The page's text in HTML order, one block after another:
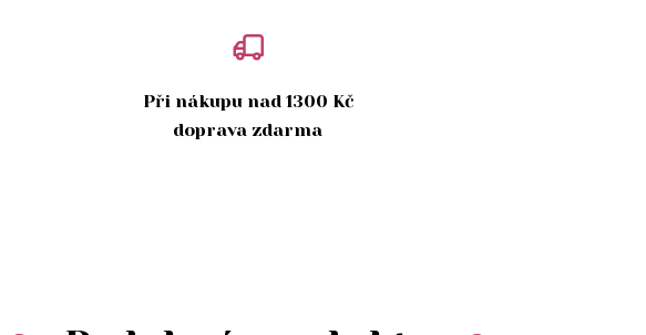
Při nákupu nad 1300 Kč
doprava zdarma